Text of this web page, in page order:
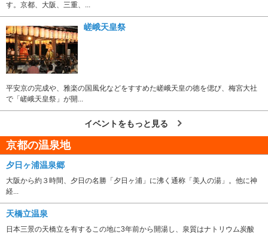
す。京都、大阪、三重、...
嵯峨天皇祭
平安京の完成や、雅楽の国風化などをすすめた嵯峨天皇の徳を偲び、梅宮大社
で「嵯峨天皇祭」が開...
イベントをもっと見る
京都の温泉地
夕日ヶ浦温泉郷
大阪から約３時間、夕日の名勝「夕日ヶ浦」に沸く通称「美人の湯」。他に神
経...
天橋立温泉
日本三景の天橋立を有するこの地に3年前から開湯し、泉質はナトリウム炭酸